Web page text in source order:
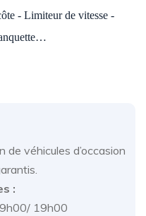
- Limiteur de vitesse -
de véhicules d’occasion
:
19h00